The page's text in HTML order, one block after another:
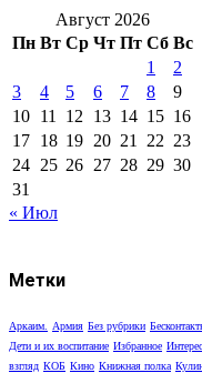
Август 2026
Пн Вт Ср Чт Пт Сб Вс
1
2
3
4 5 6 7 8
9
10 11 12 13 14 15 16
17 18 19 20 21 22 23
24 25 26 27 28 29 30
31
« Июл
Метки
Аркаим. Армия Без рубрики
Дети и их воспитание Избранное
взгляд КОБ Кино Книжная полка